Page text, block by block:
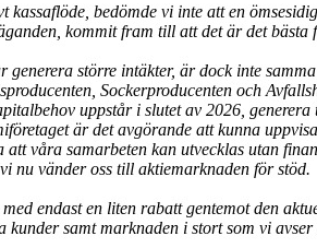
bedömde vi inte att en
kommit fram till att det är det
större intäkter, är dock inte
Sockerproducenten och
uppstår i slutet av 2026,
är det avgörande att kunna
våra samarbeten kan utvecklas utan
nu vänder oss till aktiemarknaden för stöd.
endast en liten rabatt gentemot den
samt marknaden i stort som vi